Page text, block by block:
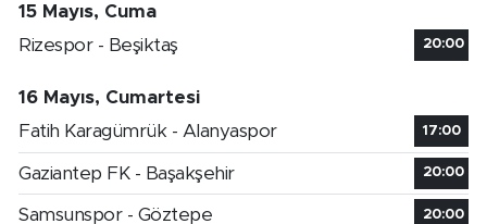
15 Mayıs, Cuma
Rizespor - Beşiktaş
20:00
16 Mayıs, Cumartesi
Fatih Karagümrük - Alanyaspor
17:00
Gaziantep FK - Başakşehir 20:00
Samsunspor - Göztepe 20:00